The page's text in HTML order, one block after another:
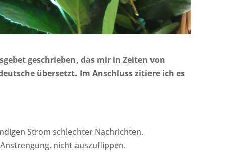
geschrieben, das mir in Zeiten von
übersetzt. Im Anschluss zitiere ich es
Strom schlechter Nachrichten.
nicht auszuflippen.